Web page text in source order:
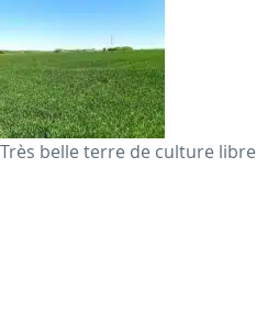
Très belle terre de culture libre